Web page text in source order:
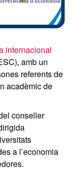
internacional
amb un
referents de
acadèmic de
conseller
a l’economia